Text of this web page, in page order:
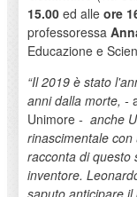
15.00ed alle ore
professoressa
Educazione e
“Il 2019 è stato
anni dalla morte, -
Unimore- anche
rinascimentale
racconta di questo
inventore.